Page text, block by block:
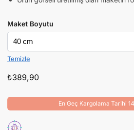
Maket Boyutu
Temizle
₺389,90
En Geç Kargolama Tarihi